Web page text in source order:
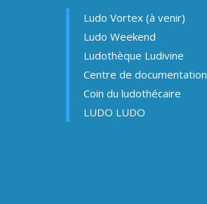
Ludo Vortex (à venir)
Ludo Weekend
Ludothèque Ludivine
Centre de documentation
Coin du ludothécaire
LUDO LUDO